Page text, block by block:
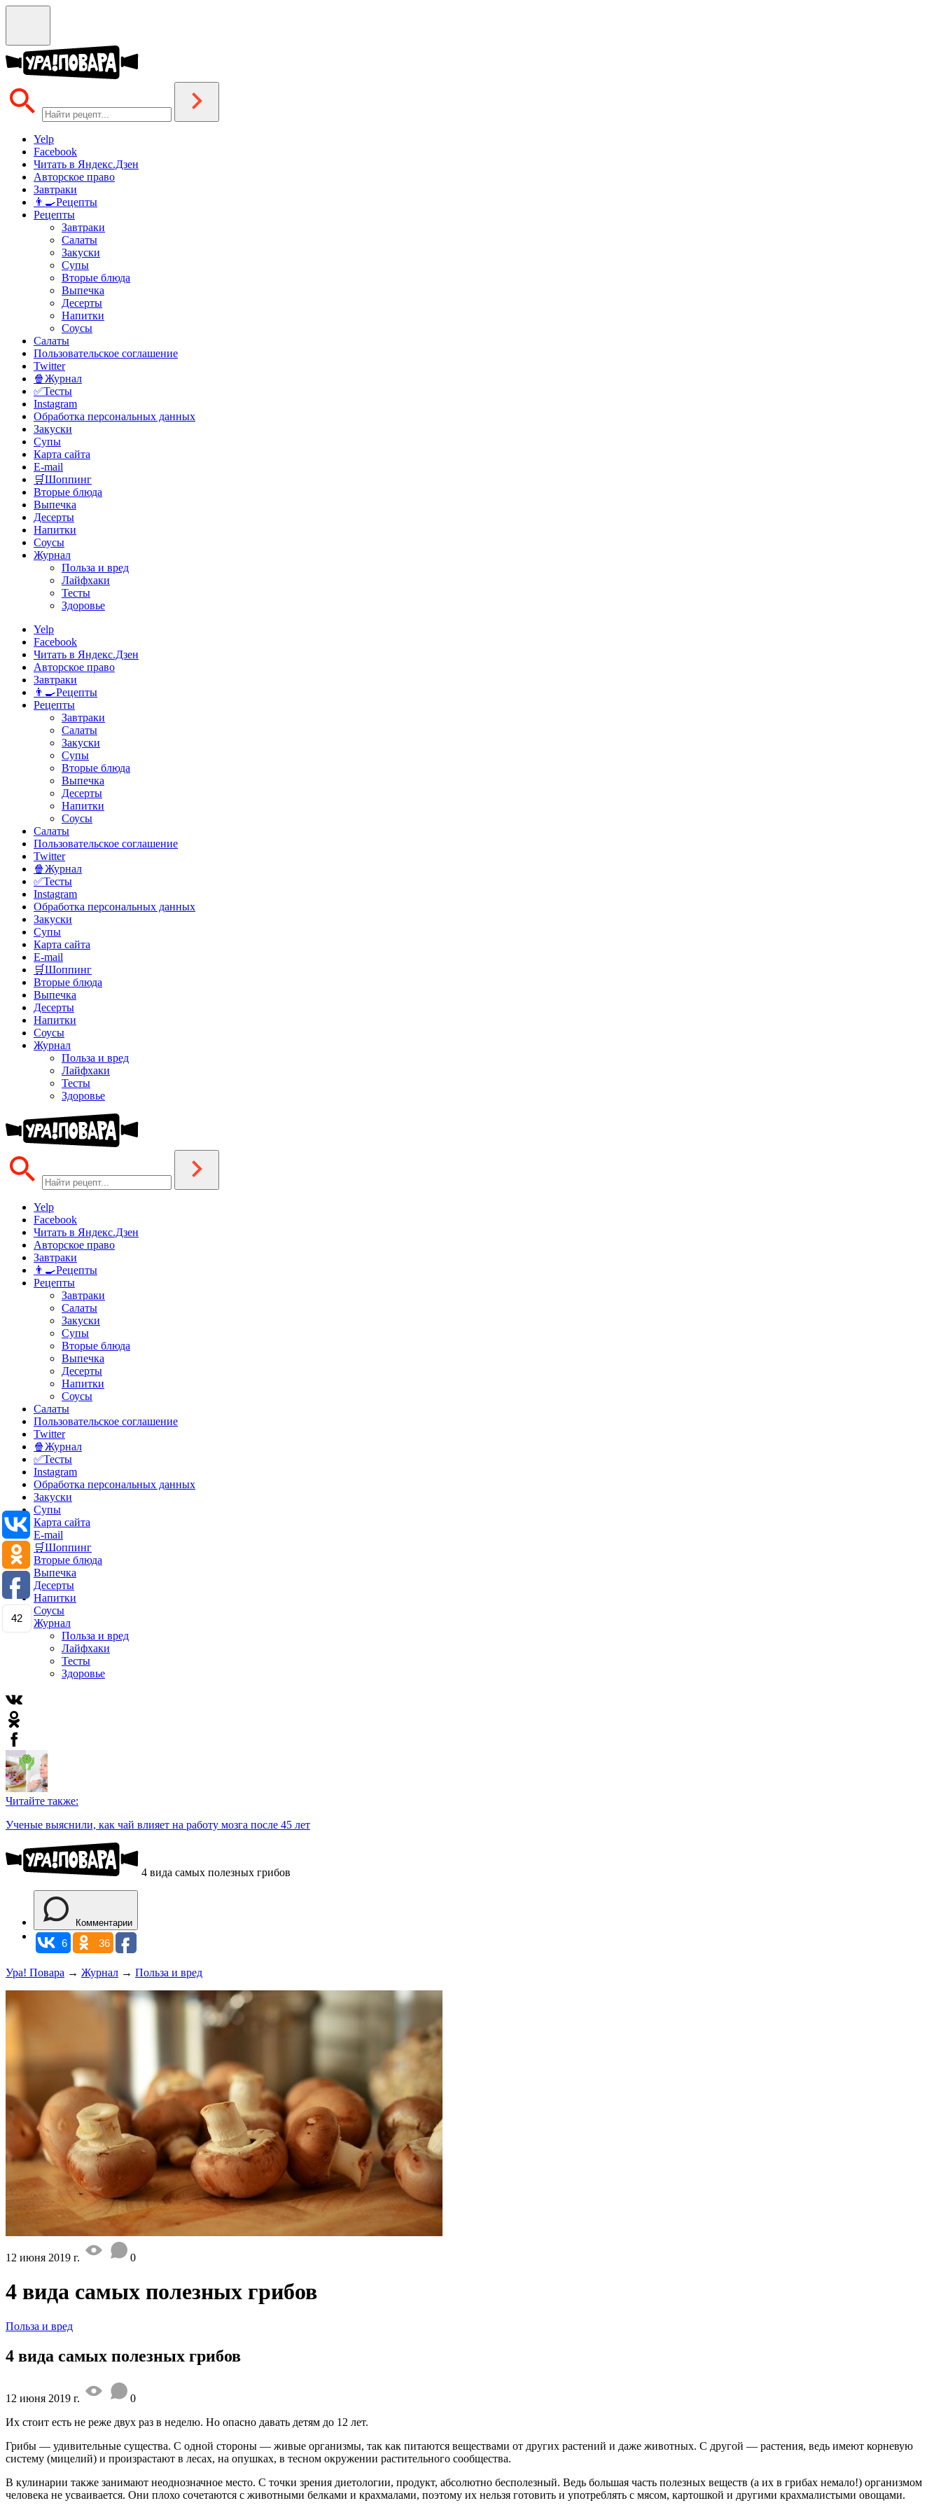
Yelp
Facebook
Читать в Яндекс.Дзен
Авторское право
Завтраки
👨‍🍳Рецепты
Рецепты
Завтраки
Салаты
Закуски
Супы
Вторые блюда
Выпечка
Десерты
Напитки
Соусы
Салаты
Пользовательское соглашение
Twitter
🍿Журнал
✅Тесты
Instagram
Обработка персональных данных
Закуски
Супы
Карта сайта
E-mail
🛒Шоппинг
Вторые блюда
Выпечка
Десерты
Напитки
Соусы
Журнал
Польза и вред
Лайфхаки
Тесты
Здоровье
Yelp
Facebook
Читать в Яндекс.Дзен
Авторское право
Завтраки
👨‍🍳Рецепты
Рецепты
Завтраки
Салаты
Закуски
Супы
Вторые блюда
Выпечка
Десерты
Напитки
Соусы
Салаты
Пользовательское соглашение
Twitter
🍿Журнал
✅Тесты
Instagram
Обработка персональных данных
Закуски
Супы
Карта сайта
E-mail
🛒Шоппинг
Вторые блюда
Выпечка
Десерты
Напитки
Соусы
Журнал
Польза и вред
Лайфхаки
Тесты
Здоровье
Yelp
Facebook
Читать в Яндекс.Дзен
Авторское право
Завтраки
👨‍🍳Рецепты
Рецепты
Завтраки
Салаты
Закуски
Супы
Вторые блюда
Выпечка
Десерты
Напитки
Соусы
Салаты
Пользовательское соглашение
Twitter
🍿Журнал
✅Тесты
Instagram
Обработка персональных данных
Закуски
Супы
Карта сайта
E-mail
🛒Шоппинг
Вторые блюда
Выпечка
Десерты
Напитки
Соусы
Журнал
Польза и вред
Лайфхаки
Тесты
Здоровье
Читайте также:
Ученые выяснили, как чай влияет на работу мозга после 45 лет
4 вида самых полезных грибов
Комментарии
6
36
Ура! Повара → Журнал → Польза и вред
12 июня 2019 г. 0
4 вида самых полезных грибов
Польза и вред
4 вида самых полезных грибов
12 июня 2019 г.
0
Их стоит есть не реже двух раз в неделю. Но опасно давать детям до 12 лет.
Грибы — удивительные существа. С одной стороны — живые организмы, так как питаются веществами от других растений и даже животных. С другой — растения, ведь имеют корневую
систему (мицелий) и произрастают в лесах, на опушках, в тесном окружении растительного сообщества.
В кулинарии также занимают неоднозначное место. С точки зрения диетологии, продукт, абсолютно бесполезный. Ведь большая часть полезных веществ (а их в грибах немало!) организмом
человека не усваивается. Они плохо сочетаются с животными белками и крахмалами, поэтому их нельзя готовить и употреблять с мясом, картошкой и другими крахмалистыми овощами.
42